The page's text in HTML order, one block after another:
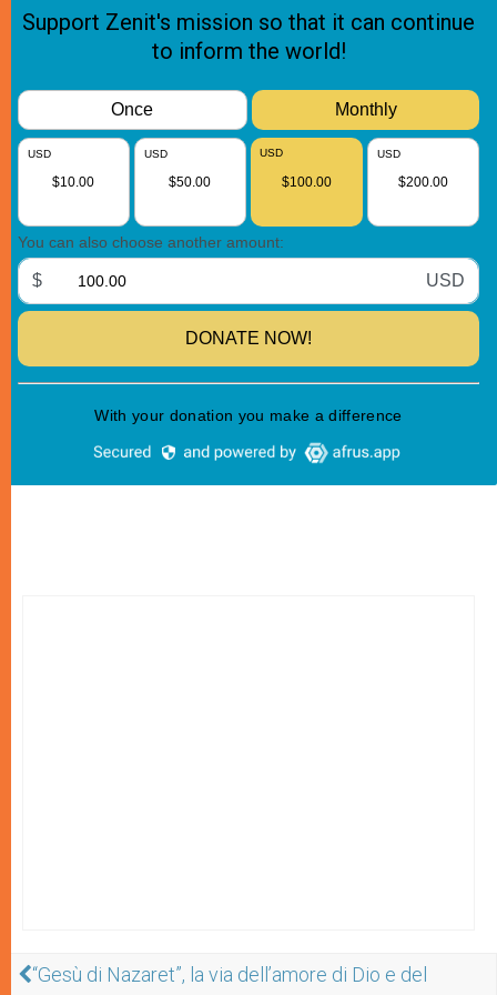
“Gesù di Nazaret”, la via dell’amore di Dio e del